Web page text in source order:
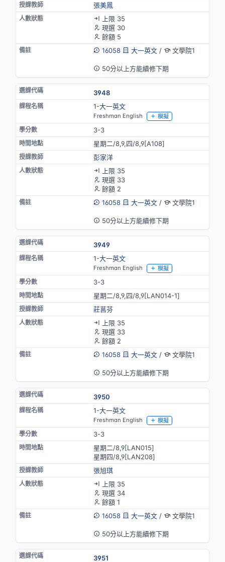
張美鳳
上限 35
現選 30
餘額 5
16058
大一英文/ 文學院1
50分以上方能續修下期
3948
1-大一英文
Freshman English 模擬
3-3
星期二/8,9,四/8,9[A108]
彭家洋
上限 35
現選 33
餘額 2
16058
大一英文/ 文學院1
50分以上方能續修下期
3949
1-大一英文
Freshman English 模擬
3-3
星期二/8,9,四/8,9[LAN014-1]
莊莒芬
上限 35
現選 33
餘額 2
16058
大一英文/ 文學院1
50分以上方能續修下期
3950
1-大一英文
Freshman English 模擬
3-3
星期二/8,9[LAN015]
星期四/8,9[LAN208]
張旭琪
上限 35
現選 34
餘額 1
16058
大一英文/ 文學院1
50分以上方能續修下期
3951